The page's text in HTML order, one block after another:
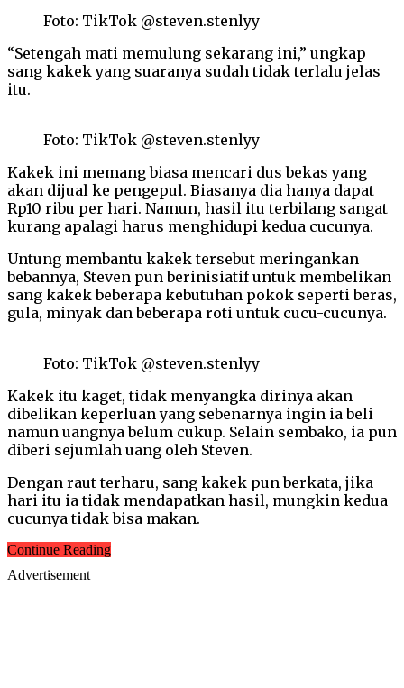
Foto: TikTok @steven.stenlyy
“Setengah mati memulung sekarang ini,” ungkap
sang kakek yang suaranya sudah tidak terlalu jelas
itu.
Foto: TikTok @steven.stenlyy
Kakek ini memang biasa mencari dus bekas yang
akan dijual ke pengepul. Biasanya dia hanya dapat
Rp10 ribu per hari. Namun, hasil itu terbilang sangat
kurang apalagi harus menghidupi kedua cucunya.
Untung membantu kakek tersebut meringankan
bebannya, Steven pun berinisiatif untuk membelikan
sang kakek beberapa kebutuhan pokok seperti beras,
gula, minyak dan beberapa roti untuk cucu-cucunya.
Foto: TikTok @steven.stenlyy
Kakek itu kaget, tidak menyangka dirinya akan
dibelikan keperluan yang sebenarnya ingin ia beli
namun uangnya belum cukup. Selain sembako, ia pun
diberi sejumlah uang oleh Steven.
Dengan raut terharu, sang kakek pun berkata, jika
hari itu ia tidak mendapatkan hasil, mungkin kedua
cucunya tidak bisa makan.
Continue Reading
Advertisement